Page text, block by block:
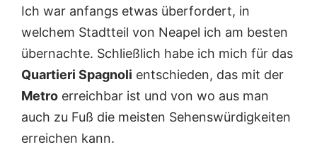
Ich war anfangs etwas überfordert, in
welchem Stadtteil von Neapel ich am besten
übernachte. Schließlich habe ich mich für das
Quartieri Spagnoli entschieden, das mit der
Metro erreichbar ist und von wo aus man
auch zu Fuß die meisten Sehenswürdigkeiten
erreichen kann.